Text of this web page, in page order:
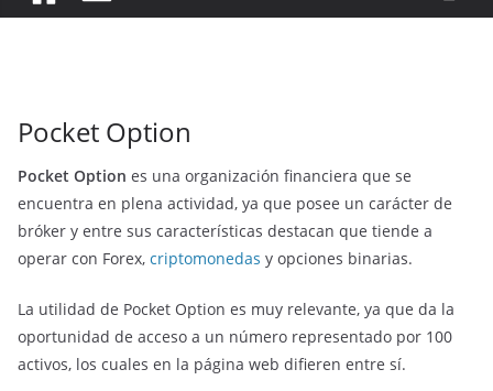
Pocket Option
Pocket Option es una organización financiera que se
encuentra en plena actividad, ya que posee un carácter de
bróker y entre sus características destacan que tiende a
operar con Forex, criptomonedas y opciones binarias.
La utilidad de Pocket Option es muy relevante, ya que da la
oportunidad de acceso a un número representado por 100
activos, los cuales en la página web difieren entre sí.